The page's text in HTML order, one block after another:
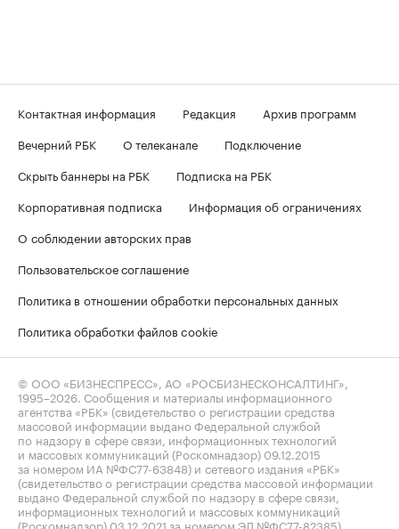
Контактная информация Редакция
Архив программ
Вечерний РБК
О телеканале
Подключение
Скрыть баннеры на РБК
Подписка на РБК
Корпоративная подписка
Информация об ограничениях
О соблюдении авторских прав
Пользовательское соглашение
Политика в отношении обработки персональных данных
Политика обработки файлов cookie
© ООО «БИЗНЕСПРЕСС», АО «РОСБИЗНЕСКОНСАЛТИНГ»,
1995–2026 . Сообщения и материалы информационного
агентства «РБК» (свидетельство о регистрации средства
массовой информации выдано Федеральной службой
по надзору в сфере связи, информационных технологий
и массовых коммуникаций (Роскомнадзор) 09.12.2015
за номером ИА №ФС77-63848) и сетевого издания «РБК»
(свидетельство о регистрации средства массовой информации
выдано Федеральной службой по надзору в сфере связи,
информационных технологий и массовых коммуникаций
(Роскомнадзор) 03.12.2021 за номером ЭЛ №ФС77-82385)